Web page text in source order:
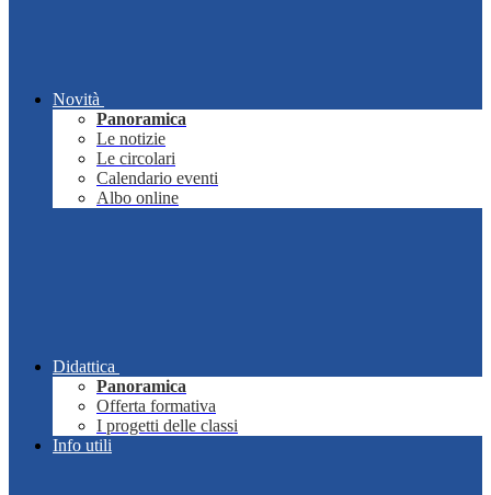
Novità
Panoramica
Le notizie
Le circolari
Calendario eventi
Albo online
Didattica
Panoramica
Offerta formativa
I progetti delle classi
Info utili